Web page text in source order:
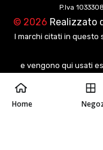
Home
P.Iva
© 2026 Realizzato
I marchi citati in questo
e vengono qui usati